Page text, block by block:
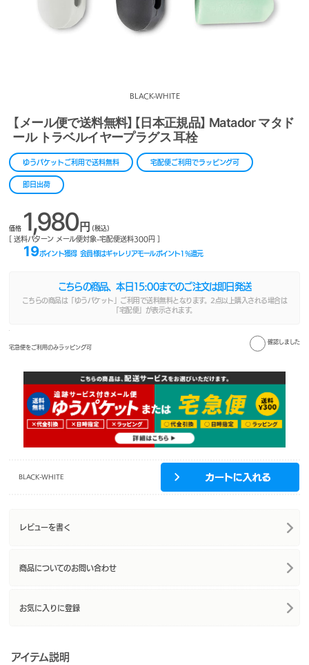
BLACK-WHITE
【メール便で送料無料】【日本正規品】 Matador マタド
ール トラベルイヤープラグス 耳栓
ゆうパケットご利用で送料無料 宅配便ご利用でラッピング可
即日出荷
価格 1,980円 (税込)
[ 送料パターン メール便対象-宅配便送料300円 ]
19ポイント獲得 会員様はギャレリアモールポイント1 %還元
こちらの商品、本日 15:00までのご注文は即日発送
こちらの商品は「ゆうパケット」ご利用で送料無料となります。2点以上購入される場合は
「宅配便」が表示されます。
宅急便をご利用のみラッピング可
確認しました
BLACK-WHITE
レビューを書く
商品についてのお問い合わせ
お気に入りに登録
アイテム説明